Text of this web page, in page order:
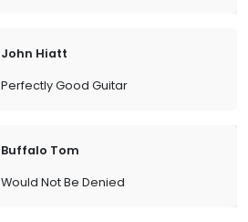
John Hiatt
Perfectly Good Guitar
Buffalo Tom
Would Not Be Denied